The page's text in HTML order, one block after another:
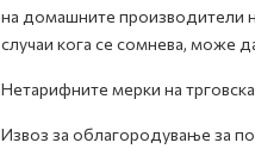
на домашните производители
случаи кога се сомнева, може
Нетарифните мерки на
Извоз за облагородување за